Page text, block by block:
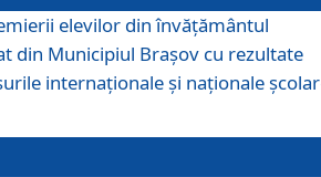
elevilor din învățământul
din Municipiul Brașov cu rezultate
internaționale și naționale